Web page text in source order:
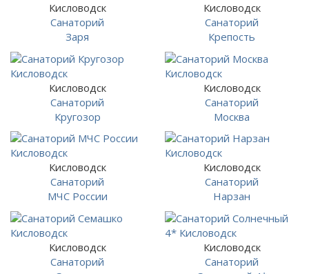
Кисловодск
Санаторий
Заря
Кисловодск
Санаторий
Крепость
Кисловодск
Санаторий
Кругозор
Кисловодск
Санаторий
Москва
Кисловодск
Санаторий
МЧС России
Кисловодск
Санаторий
Нарзан
Кисловодск
Санаторий
Кисловодск
Санаторий